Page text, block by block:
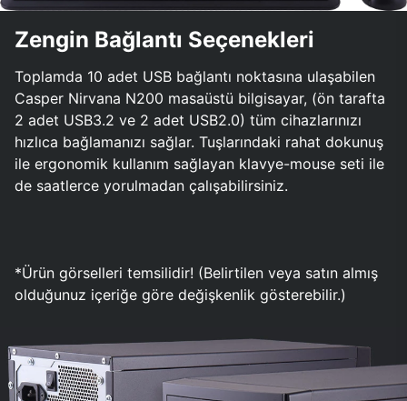
Zengin Bağlantı Seçenekleri
Toplamda 10 adet USB bağlantı noktasına ulaşabilen
Casper Nirvana N200 masaüstü bilgisayar, (ön tarafta
2 adet USB3.2 ve 2 adet USB2.0) tüm cihazlarınızı
hızlıca bağlamanızı sağlar. Tuşlarındaki rahat dokunuş
ile ergonomik kullanım sağlayan klavye-mouse seti ile
de saatlerce yorulmadan çalışabilirsiniz.
*Ürün görselleri temsilidir! (Belirtilen veya satın almış
olduğunuz içeriğe göre değişkenlik gösterebilir.)